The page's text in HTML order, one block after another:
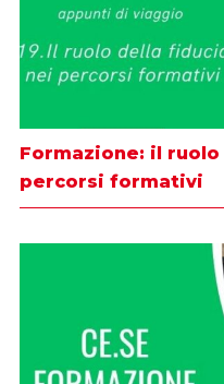
Formazione: il
percorsi formativi